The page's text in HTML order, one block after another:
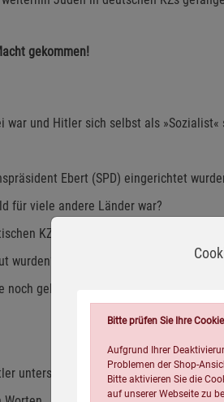
gekommen!
war und Hitler sich selbst als »Sozialist«
Ebert (SPD) eingerichtet
für viele andere Länder war?
KZs in Südafrika waren?
wurden?
gelten?
unterstützt haben
Bitte prüfen Sie Ihre
Aufgrund Ihrer
Problemen der Shop-
Bitte aktivieren Sie die
auf unserer Webseite zu